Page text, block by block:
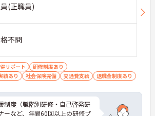
(正職員)
不問
サポート
研修制度あり
績あり
社会保険完備 交通費支給 退職金制度あり
制度（職階別研修・自己啓発研
ーなど、年間60回以上の研修プ